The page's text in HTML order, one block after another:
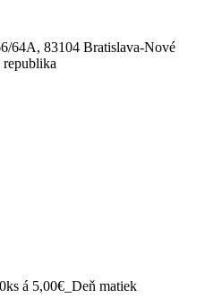
64A, 83104 Bratislava-Nové
republika
á 5,00€_Deň matiek